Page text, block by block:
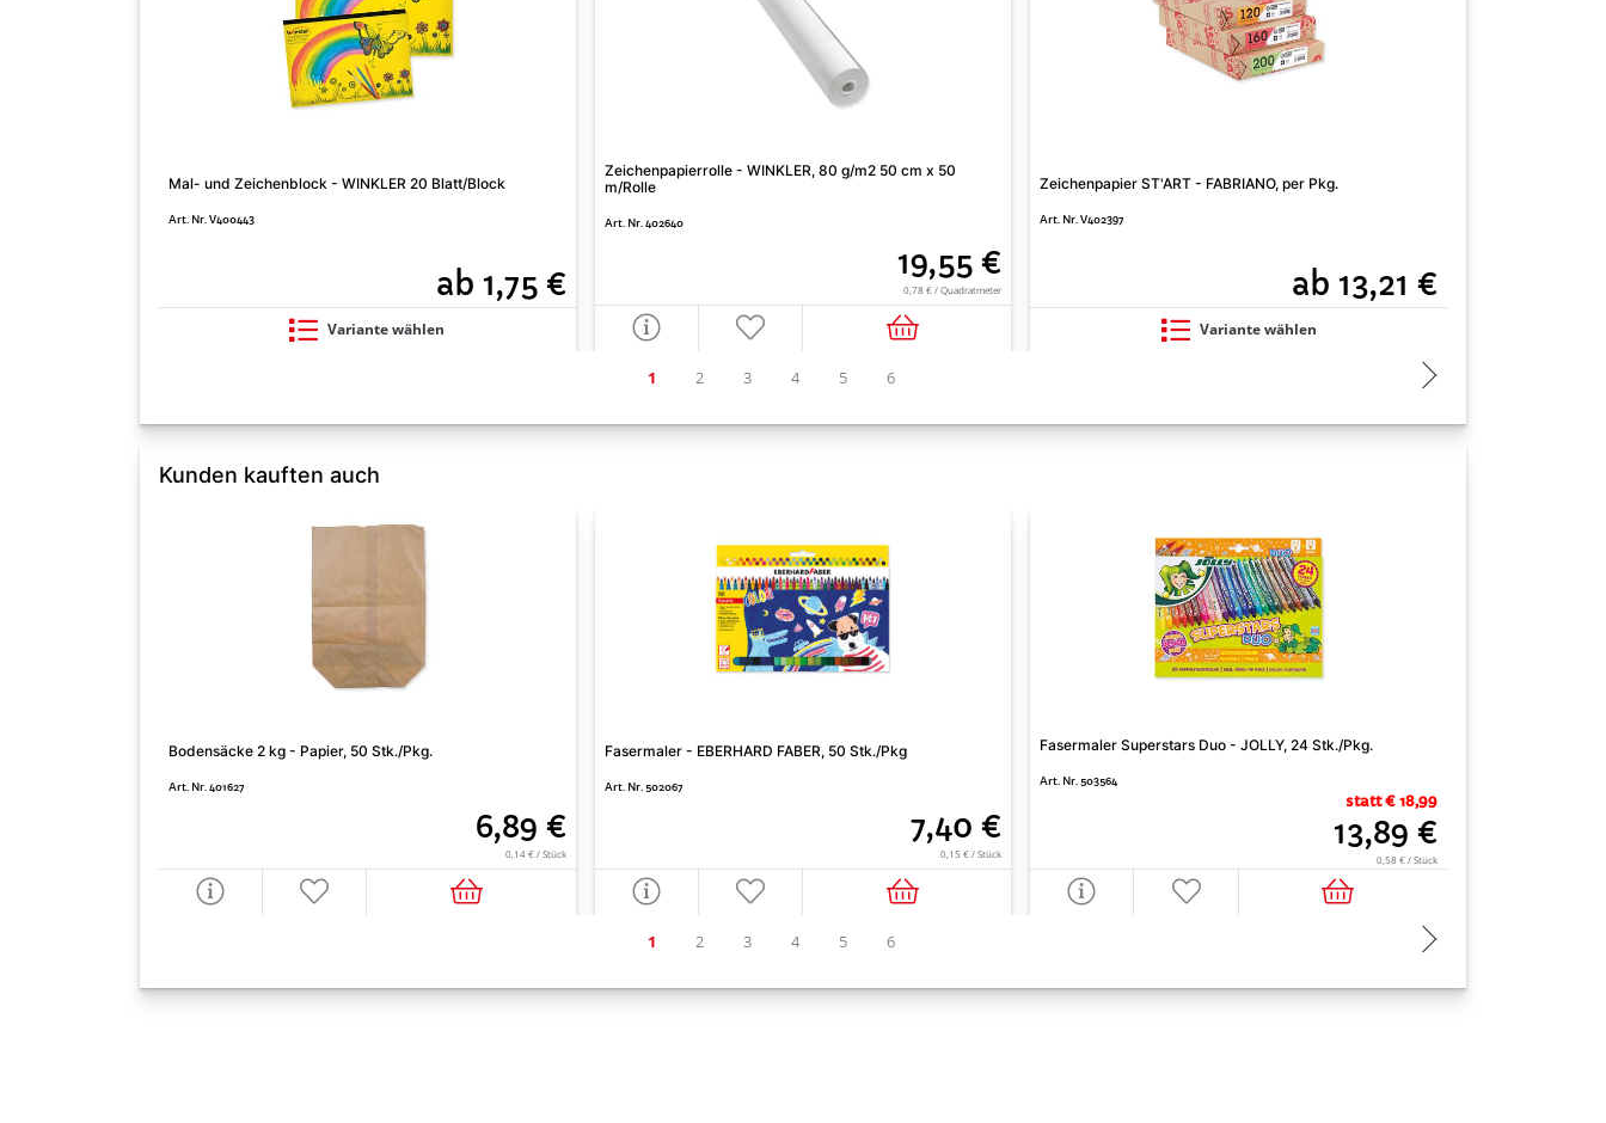
Mal- und Zeichenblock - WINKLER 20 Blatt/Block
Art. Nr. V400443
ab 1,75 €
Variante wählen
Zeichenpapierrolle - WINKLER, 80 g/m2 50 cm x 50
m/Rolle
Art. Nr. 402640
19,55 €
0,78 € / Quadratmeter
Zeichenpapier ST'ART - FABRIANO, per Pkg.
Art. Nr. V402397
ab 13,21 €
Variante wählen
Kunden kauften auch
Bodensäcke 2 kg - Papier, 50 Stk./Pkg.
Art. Nr. 401627
6,89 €
0,14 € / Stück
Fasermaler - EBERHARD FABER, 50 Stk./Pkg
Art. Nr. 502067
7,40 €
0,15 € / Stück
Fasermaler Superstars Duo - JOLLY, 24 Stk./Pkg.
Art. Nr. 503564
statt € 18,99
13,89 €
0,58 € / Stück